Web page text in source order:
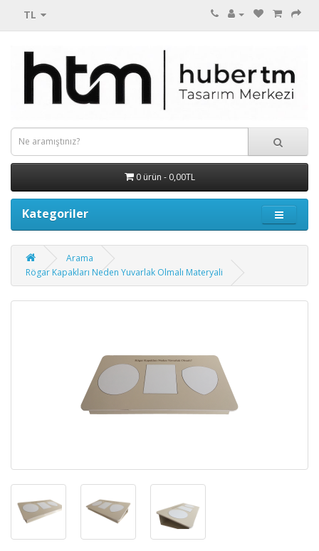
TL
0 ürün - 0,00TL
Kategoriler
Arama
Rögar Kapakları Neden Yuvarlak Olmalı Materyali